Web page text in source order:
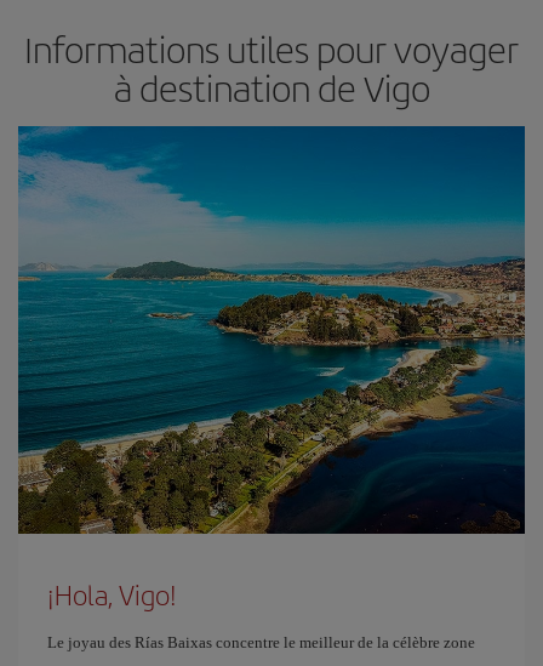
Informations utiles pour voyager
à destination de Vigo
¡Hola, Vigo!
Le joyau des Rías Baixas concentre le meilleur de la célèbre zone